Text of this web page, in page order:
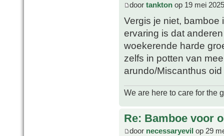
door tankton op 19 mei
Vergis je niet, bamboe
ervaring is dat
woekerende harde
zelfs in potten van
arundo/Miscanthus oid
We are here to care for the
Re: Bamboe voor
door necessaryevil op 29